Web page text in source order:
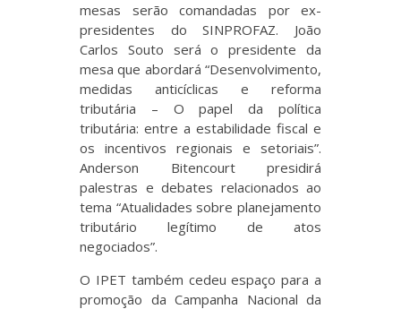
mesas serão comandadas por ex-
presidentes do SINPROFAZ. João
Carlos Souto será o presidente da
mesa que abordará “Desenvolvimento,
medidas anticíclicas e reforma
tributária – O papel da política
tributária: entre a estabilidade fiscal e
os incentivos regionais e setoriais”.
Anderson Bitencourt presidirá
palestras e debates relacionados ao
tema “Atualidades sobre planejamento
tributário legítimo de atos
negociados”.
O IPET também cedeu espaço para a
promoção da Campanha Nacional da